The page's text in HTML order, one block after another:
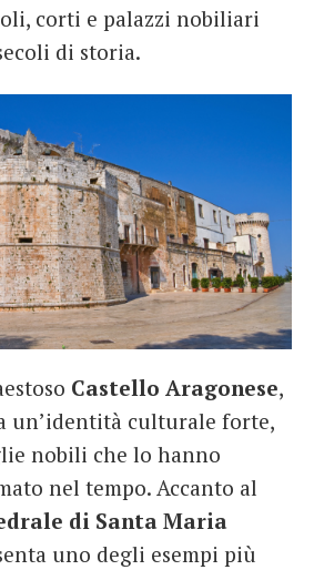
corti e palazzi nobiliari
di storia.
Castello Aragonese,
un’identità culturale forte,
nobili che lo hanno
nel tempo. Accanto al
di Santa Maria
uno degli esempi più